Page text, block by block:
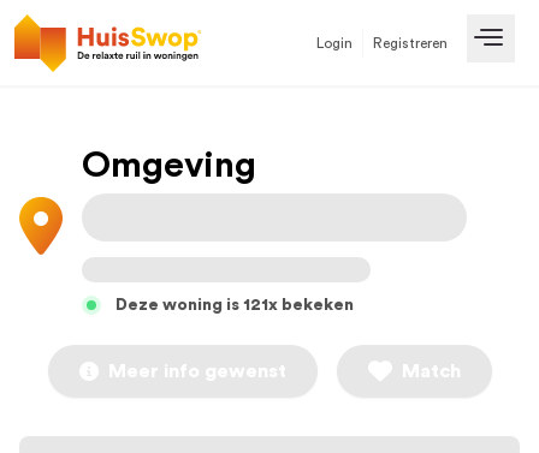
Login Registreren
Omgeving
Deze woning is 121x bekeken
Meer info gewenst Match